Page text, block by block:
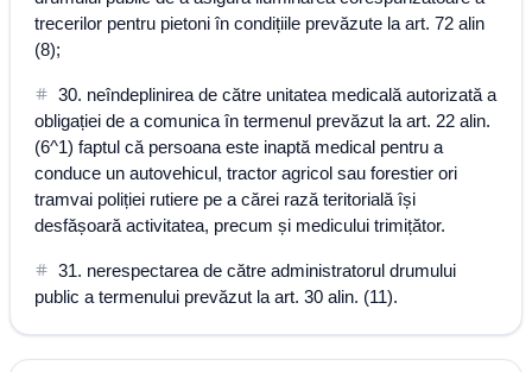
trecerilor pentru pietoni în condițiile prevăzute la art. 72 alin
(8);
30. neîndeplinirea de către unitatea medicală autorizată a
obligației de a comunica în termenul prevăzut la art. 22 alin.
(6^1) faptul că persoana este inaptă medical pentru a
conduce un autovehicul, tractor agricol sau forestier ori
tramvai poliției rutiere pe a cărei rază teritorială își
desfășoară activitatea, precum și medicului trimițător.
31. nerespectarea de către administratorul drumului
public a termenului prevăzut la art. 30 alin. (11).